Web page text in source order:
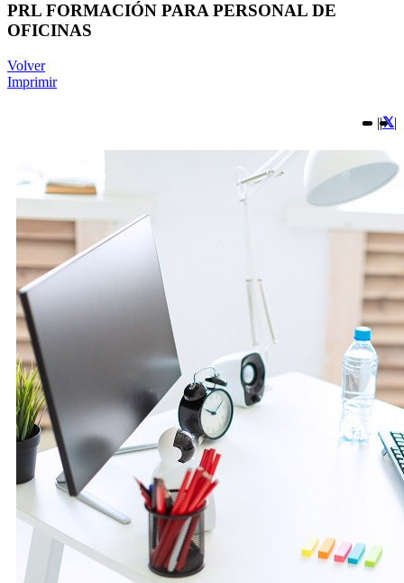
PRL FORMACIÓN PARA PERSONAL DE
OFICINAS
Volver
Imprimir
|| |